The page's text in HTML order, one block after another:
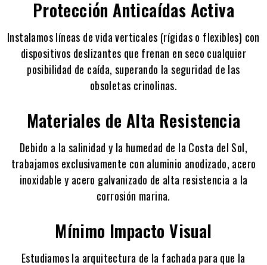
Protección Anticaídas Activa
Instalamos líneas de vida verticales (rígidas o flexibles) con
dispositivos deslizantes que frenan en seco cualquier
posibilidad de caída, superando la seguridad de las
obsoletas crinolinas.
Materiales de Alta Resistencia
Debido a la salinidad y la humedad de la Costa del Sol,
trabajamos exclusivamente con aluminio anodizado, acero
inoxidable y acero galvanizado de alta resistencia a la
corrosión marina.
Mínimo Impacto Visual
Estudiamos la arquitectura de la fachada para que la